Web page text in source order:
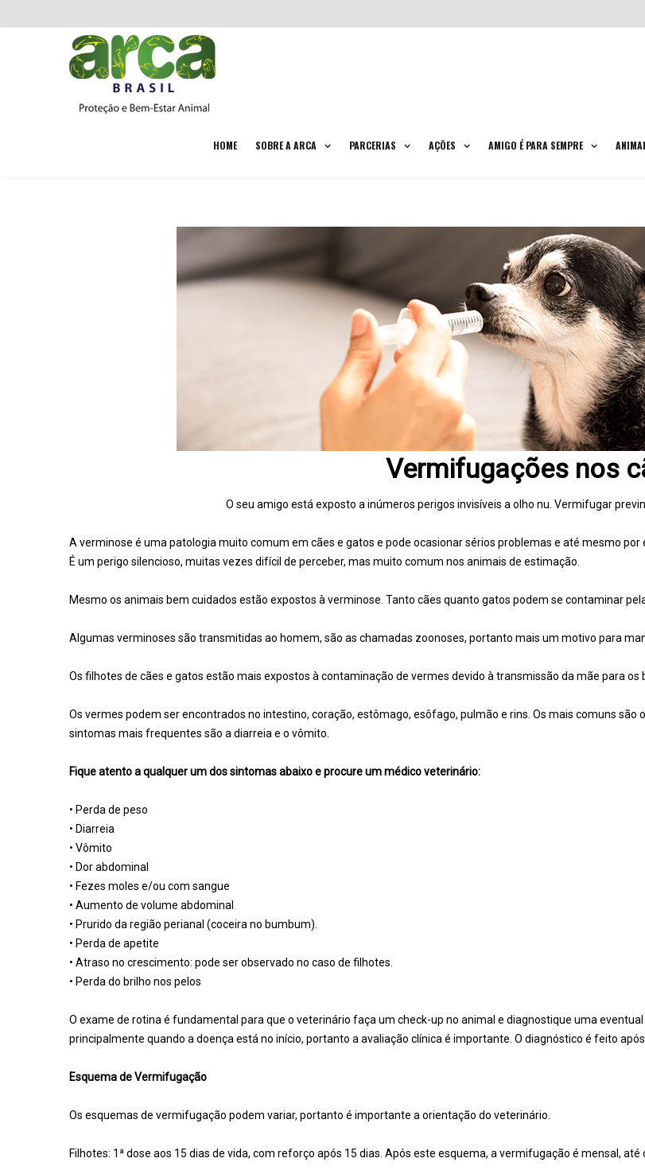
HOME SOBRE A ARCA PARCERIAS AÇÕES AMIGO É PARA SEMPRE
Vermifugações nos
O seu amigo está exposto a inúmeros perigos invisíveis a olho nu. Vermifugar
A verminose é uma patologia muito comum em cães e gatos e pode ocasionar sérios problemas e até mesmo por
É um perigo silencioso, muitas vezes difícil de perceber, mas muito comum nos animais de estimação.
Mesmo os animais bem cuidados estão expostos à verminose. Tanto cães quanto gatos podem se contaminar
Algumas verminoses são transmitidas ao homem, são as chamadas zoonoses, portanto mais um motivo para
Os filhotes de cães e gatos estão mais expostos à contaminação de vermes devido à transmissão da mãe para
Os vermes podem ser encontrados no intestino, coração, estômago, esôfago, pulmão e rins. Os mais comuns
sintomas mais frequentes são a diarreia e o vômito.
Fique atento a qualquer um dos sintomas abaixo e procure um médico veterinário:
• Perda de peso
• Diarreia
• Vômito
• Dor abdominal
• Fezes moles e/ou com sangue
• Aumento de volume abdominal
• Prurido da região perianal (coceira no bumbum).
• Perda de apetite
• Atraso no crescimento: pode ser observado no caso de filhotes.
• Perda do brilho nos pelos
O exame de rotina é fundamental para que o veterinário faça um check-up no animal e diagnostique uma
principalmente quando a doença está no início, portanto a avaliação clínica é importante. O diagnóstico é feito
Esquema de Vermifugação
Os esquemas de vermifugação podem variar, portanto é importante a orientação do veterinário.
Filhotes: 1ª dose aos 15 dias de vida, com reforço após 15 dias. Após este esquema, a vermifugação é mensal, até